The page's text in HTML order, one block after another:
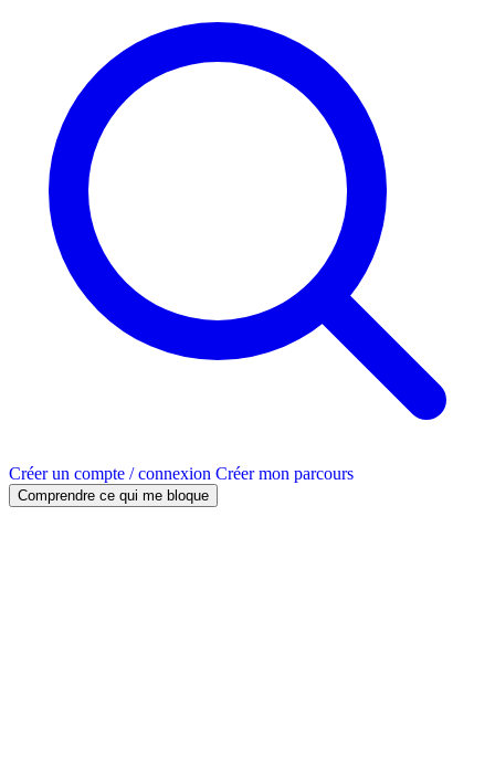
Créer un compte / connexion Créer mon parcours
Comprendre ce qui me bloque